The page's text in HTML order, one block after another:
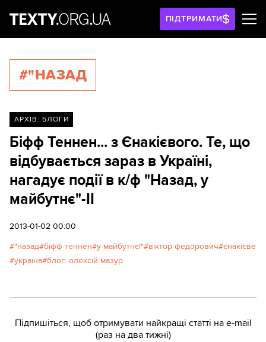
ПІДТРИМАТИ
#"НАЗАД
АРХІВ: БЛОГИ
Біфф Теннен... з Єнакієвого. Те, що
відбувається зараз в Україні,
нагадує події в к/ф "Назад, у
майбутнє"-ІІ
2013-01-02 00:00
"назад біфф теннен у майбутнє!" віктор федорович єнакієве
україна блог: олексій мазур
Підпишіться, щоб отримувати найкращі статті на e-mail
(раз на два тижні)